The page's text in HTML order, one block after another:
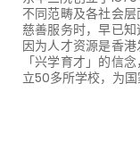
不同范畴及各社会
慈善服务时，早已知
因为人才资源是香
「兴学育才」的信
立50多所学校，为国